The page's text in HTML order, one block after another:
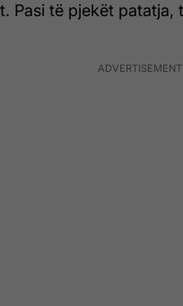
Pasi të pjekët patatja,